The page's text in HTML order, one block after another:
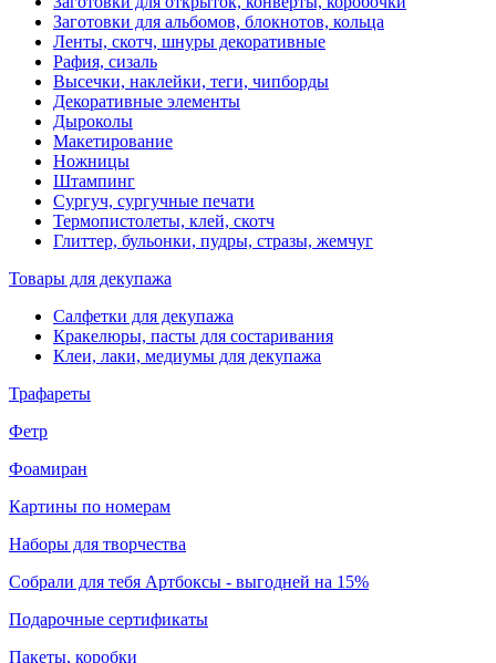
Заготовки для альбомов, блокнотов, кольца
Ленты, скотч, шнуры декоративные
Рафия, сизаль
Высечки, наклейки, теги, чипборды
Декоративные элементы
Дыроколы
Макетирование
Ножницы
Штампинг
Сургуч, сургучные печати
Термопистолеты, клей, скотч
Глиттер, бульонки, пудры, стразы, жемчуг
Товары для декупажа
Салфетки для декупажа
Кракелюры, пасты для состаривания
Клеи, лаки, медиумы для декупажа
Трафареты
Фетр
Фоамиран
Картины по номерам
Наборы для творчества
Собрали для тебя Артбоксы - выгодней на 15%
Подарочные сертификаты
Пакеты, коробки